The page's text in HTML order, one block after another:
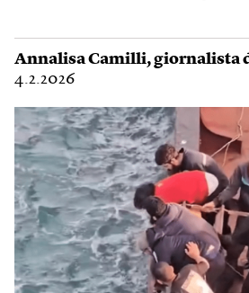
Annalisa Camilli, giornalista
4.2.2026